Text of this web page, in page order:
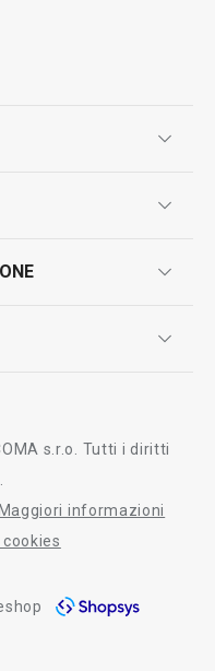
s.r.o. Tutti i diritti
Maggiori informazioni